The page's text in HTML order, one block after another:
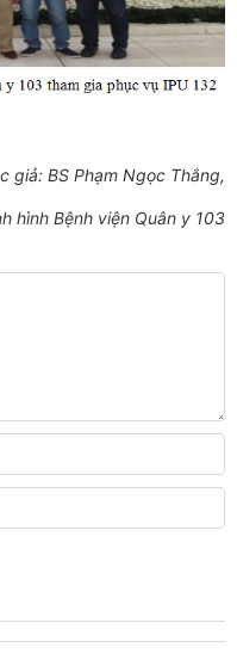
giả: BS Phạm Ngọc Thắng,
hình Bệnh viện Quân y 103